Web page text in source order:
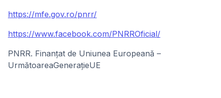
https://mfe.gov.ro/pnrr/
https://www.facebook.com/PNRROficial/
PNRR. Finanțat de Uniunea Europeană –
UrmătoareaGenerațieUE